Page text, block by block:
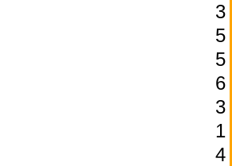
3
5
5
6
3
1
4